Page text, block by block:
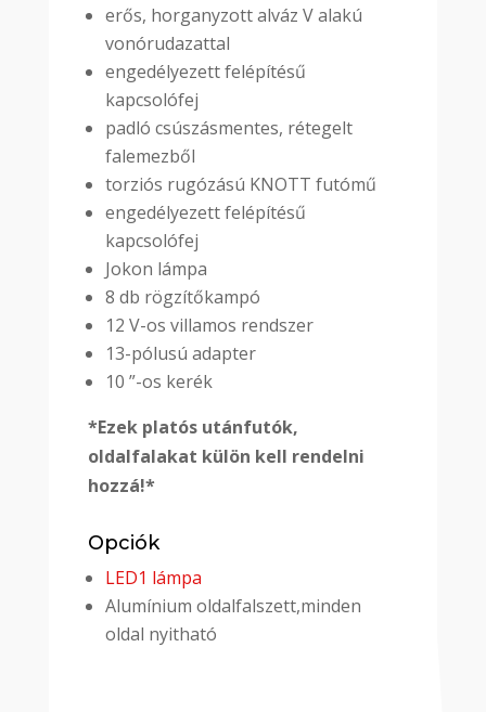
erős, horganyzott alváz V alakú
vonórudazattal
engedélyezett felépítésű
kapcsolófej
padló csúszásmentes, rétegelt
falemezből
torziós rugózású KNOTT futómű
engedélyezett felépítésű
kapcsolófej
Jokon lámpa
8 db rögzítőkampó
12 V-os villamos rendszer
13-pólusú adapter
10 ”-os kerék
*Ezek platós utánfutók,
oldalfalakat külön kell rendelni
hozzá!*
Opciók
LED1 lámpa
Alumínium oldalfalszett,minden
oldal nyitható